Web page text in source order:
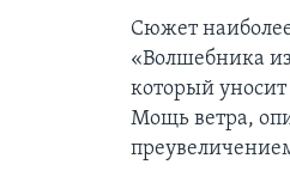
Сюжет
«Волшебника
который
Мощь ветра,